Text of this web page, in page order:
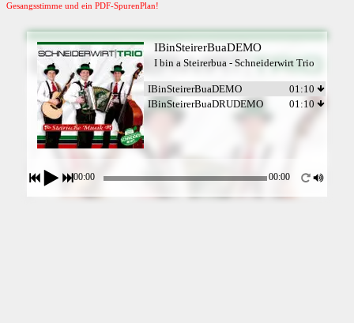
Gesangsstimme und ein PDF-SpurenPlan!
IBinSteirerBuaDEMO
I bin a Steirerbua - Schneiderwirt Trio
IBinSteirerBuaDEMO
01:10
IBinSteirerBuaDRUDEMO
01:10
00:00 00:00